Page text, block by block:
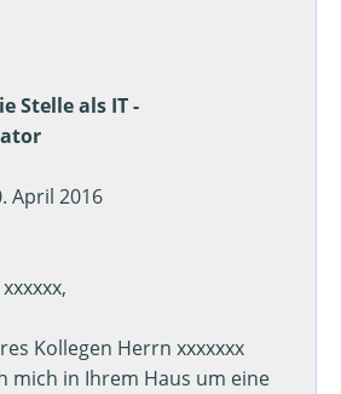
Stelle als IT -
April 2016
Kollegen Herrn xxxxxxx
mich in Ihrem Haus um eine